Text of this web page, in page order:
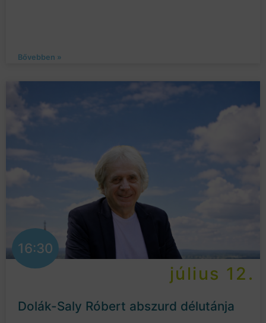
Bővebben »
16:30
július 12.
Dolák-Saly Róbert abszurd délutánja